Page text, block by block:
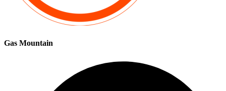
Gas Mountain